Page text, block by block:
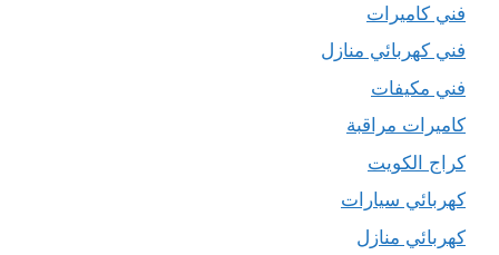
فني كاميرات
فني كهربائي منازل
فني مكيفات
كاميرات مراقبة
كراج الكويت
كهربائي سيارات
كهربائي منازل